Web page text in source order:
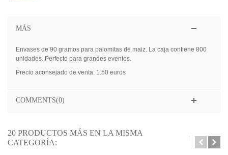
MÁS
Envases de 90 gramos para palomitas de maiz. La caja contiene 800
unidades. Perfecto para grandes eventos.
Precio aconsejado de venta: 1.50 euros
COMMENTS(0)
20 PRODUCTOS MÁS EN LA MISMA
CATEGORÍA: